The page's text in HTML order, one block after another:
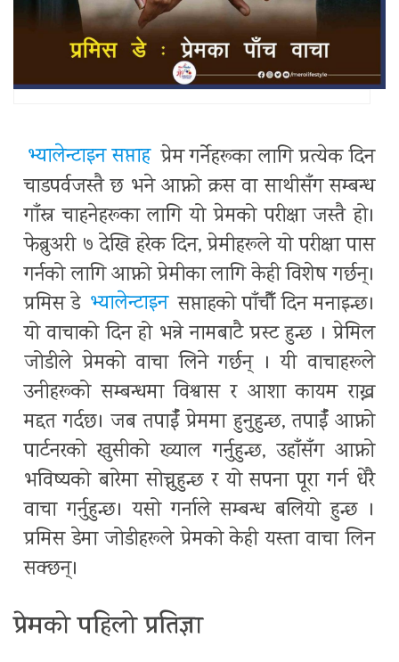
भ्यालेन्टाइन सप्ताह प्रेम गर्नेहरूका लागि प्रत्येक दिन
चाडपर्वजस्तै छ भने आफ्नो क्रस वा साथीसँग सम्बन्ध
गाँस्न चाहनेहरूका लागि यो प्रेमको परीक्षा जस्तै हो।
फेब्रुअरी ७ देखि हरेक दिन, प्रेमीहरूले यो परीक्षा पास
गर्नको लागि आफ्नो प्रेमीका लागि केही विशेष गर्छन्।
प्रमिस डे भ्यालेन्टाइन सप्ताहको पाँचौँ दिन मनाइन्छ।
यो वाचाको दिन हो भन्ने नामबाटै प्रस्ट हुन्छ । प्रेमिल
जोडीले प्रेमको वाचा लिने गर्छन् । यी वाचाहरूले
उनीहरूको सम्बन्धमा विश्वास र आशा कायम राख्न
मद्दत गर्दछ। जब तपाईँ प्रेममा हुनुहुन्छ, तपाईँ आफ्नो
पार्टनरको खुसीको ख्याल गर्नुहुन्छ, उहाँसँग आफ्नो
भविष्यको बारेमा सोच्नुहुन्छ र यो सपना पूरा गर्न धेरै
वाचा गर्नुहुन्छ। यसो गर्नाले सम्बन्ध बलियो हुन्छ ।
प्रमिस डेमा जोडीहरूले प्रेमको केही यस्ता वाचा लिन
सक्छन्।
प्रेमको पहिलो प्रतिज्ञा